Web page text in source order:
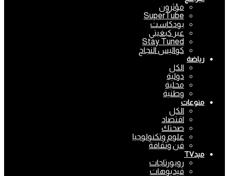
مؤثرون
SuperTube
بودكاست
عبر كبغيتي
Stay Tuned
كواليس النجاح
رياضة
الكل
دولية
محلية
وطنية
منوعات
الكل
اقتصاد
صحتك
علوم وتكنولوجيا
فن وثقافة
ميدTV
روبورتاجات
فيديوهات